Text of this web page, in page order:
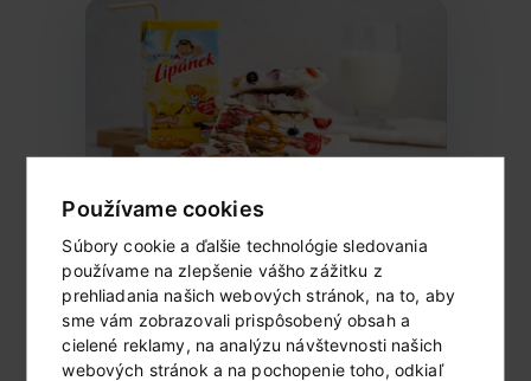
Používame cookies
Súbory cookie a ďalšie technológie sledovania
používame na zlepšenie vášho zážitku z
prehliadania našich webových stránok, na to, aby
sme vám zobrazovali prispôsobený obsah a
cielené reklamy, na analýzu návštevnosti našich
webových stránok a na pochopenie toho, odkiaľ
Mrazený Lipánek s ovocím
a čokoládou
Ingrediencie (6 porcií) 1 vanilkové...